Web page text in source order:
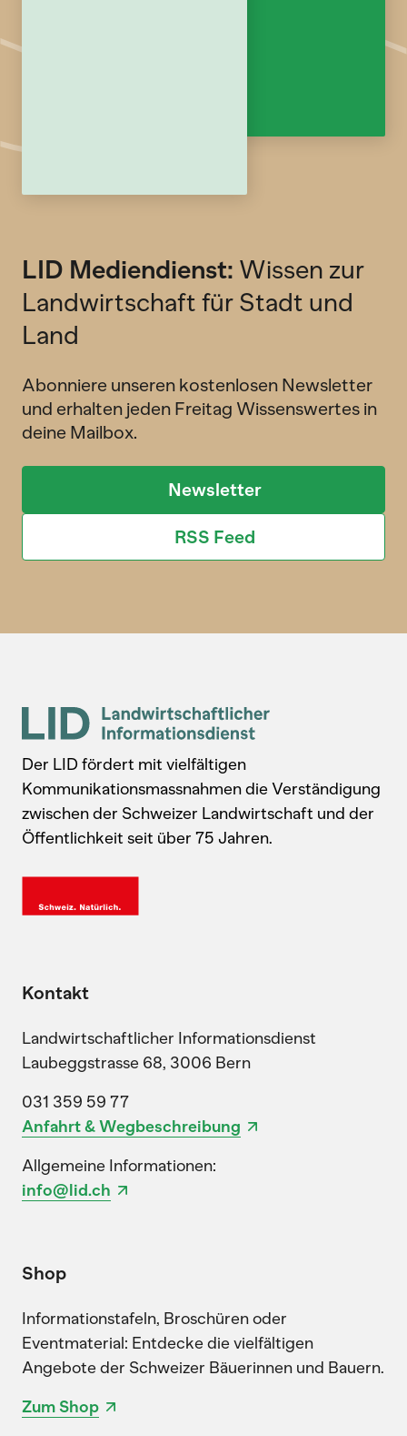
LID Mediendienst: Wissen zur
Landwirtschaft für Stadt und
Land
Abonniere unseren kostenlosen Newsletter
und erhalten jeden Freitag Wissenswertes in
deine Mailbox.
Newsletter
RSS Feed
Der LID fördert mit vielfältigen
Kommunikationsmassnahmen die Verständigung
zwischen der Schweizer Landwirtschaft und der
Öffentlichkeit seit über 75 Jahren.
Kontakt
Landwirtschaftlicher Informationsdienst
Laubeggstrasse 68, 3006 Bern
031 359 59 77
Anfahrt & Wegbeschreibung
Allgemeine Informationen:
info@lid.ch
Shop
Informationstafeln, Broschüren oder
Eventmaterial: Entdecke die vielfältigen
Angebote der Schweizer Bäuerinnen und Bauern.
Zum Shop